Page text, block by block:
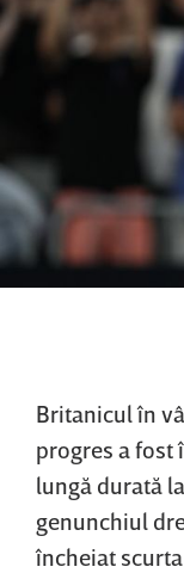
Britanicul în
progres a fost
lungă durată
genunchiul
încheiat